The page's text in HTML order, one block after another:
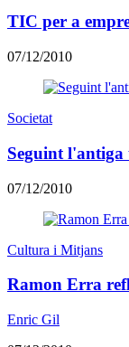
TIC per a
07/12/2010
Societat
Seguint l'antiga
07/12/2010
Cultura i Mitjans
Ramon Erra
Enric Gil